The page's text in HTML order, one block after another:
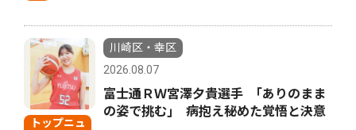
トップニュ
川崎区・幸区
2026.08.07
富士通ＲＷ宮澤夕貴選手 ｢ありのまま
の姿で挑む｣ 病抱え秘めた覚悟と決意